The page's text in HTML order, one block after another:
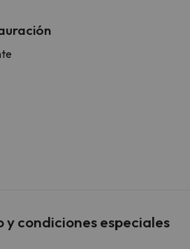
y condiciones especiales